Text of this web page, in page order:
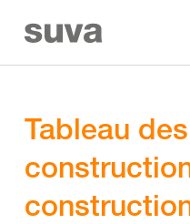
Tableau